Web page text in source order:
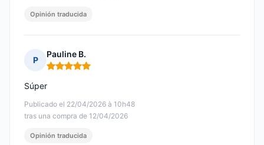
Opinión traducida
P
Pauline B.
Nota: 5 de 5
Publicado el 22/04/2026 à 10h48
tras una compra de 12/04/2026
Súper
Opinión traducida